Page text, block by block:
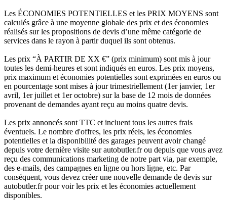
Les ÉCONOMIES POTENTIELLES et les PRIX MOYENS sont
calculés grâce à une moyenne globale des prix et des économies
réalisés sur les propositions de devis d’une même catégorie de
services dans le rayon à partir duquel ils sont obtenus.
Les prix “À PARTIR DE XX €” (prix minimum) sont mis à jour
toutes les demi-heures et sont indiqués en euros. Les prix moyens,
prix maximum et économies potentielles sont exprimées en euros ou
en pourcentage sont mises à jour trimestriellement (1er janvier, 1er
avril, 1er juillet et 1er octobre) sur la base de 12 mois de données
provenant de demandes ayant reçu au moins quatre devis.
Les prix annoncés sont TTC et incluent tous les autres frais
éventuels. Le nombre d'offres, les prix réels, les économies
potentielles et la disponibilité des garages peuvent avoir changé
depuis votre dernière visite sur autobutler.fr ou depuis que vous avez
reçu des communications marketing de notre part via, par exemple,
des e-mails, des campagnes en ligne ou hors ligne, etc. Par
conséquent, vous devez créer une nouvelle demande de devis sur
autobutler.fr pour voir les prix et les économies actuellement
disponibles.